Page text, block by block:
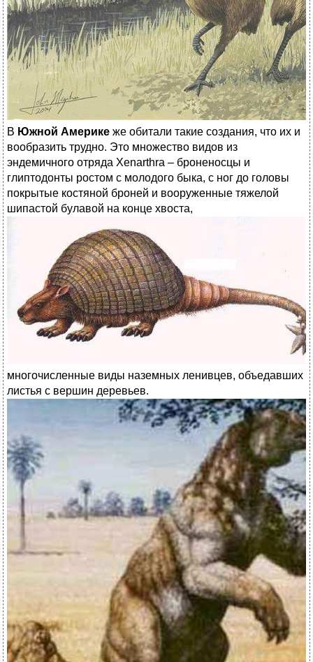
В Южной Америке же обитали такие создания, что их и
вообразить трудно. Это множество видов из
эндемичного отряда Xenarthra – броненосцы и
глиптодонты ростом с молодого быка, с ног до головы
покрытые костяной броней и вооруженные тяжелой
шипастой булавой на конце хвоста,
многочисленные виды наземных ленивцев, объедавших
листья с вершин деревьев.